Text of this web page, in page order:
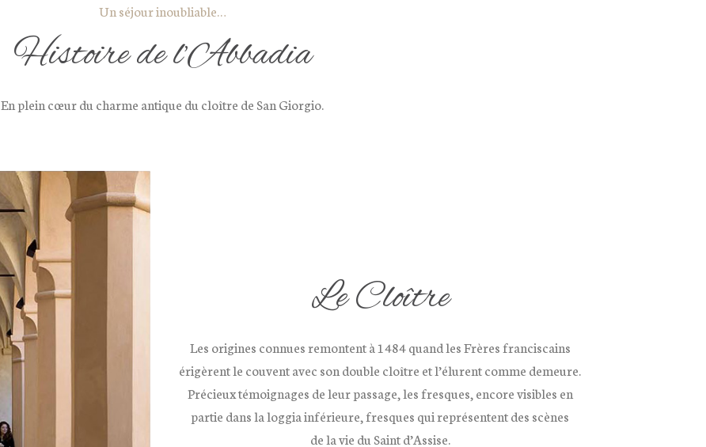
Un séjour inoubliable…
Histoire de l’Abbadia
En plein cœur du charme antique du cloître de San Giorgio.
Le Cloître
Les origines connues remontent à 1484 quand les Frères franciscains
érigèrent le couvent avec son double cloître et l’élurent comme demeure.
Précieux témoignages de leur passage, les fresques, encore visibles en
partie dans la loggia inférieure, fresques qui représentent des scènes
de la vie du Saint d’Assise.